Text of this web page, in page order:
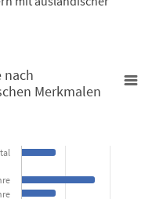
Merkmalen 2018
nach
Merkmalen